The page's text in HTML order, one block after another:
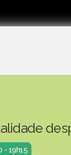
- 19h15